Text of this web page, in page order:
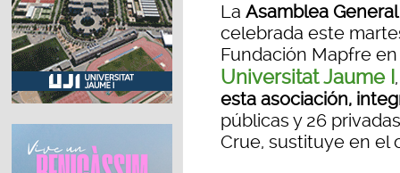
La Asamblea
celebrada este
Fundación Mapfre
Universitat Jaume I
esta asociación,
públicas y 26
Crue, sustituye en el